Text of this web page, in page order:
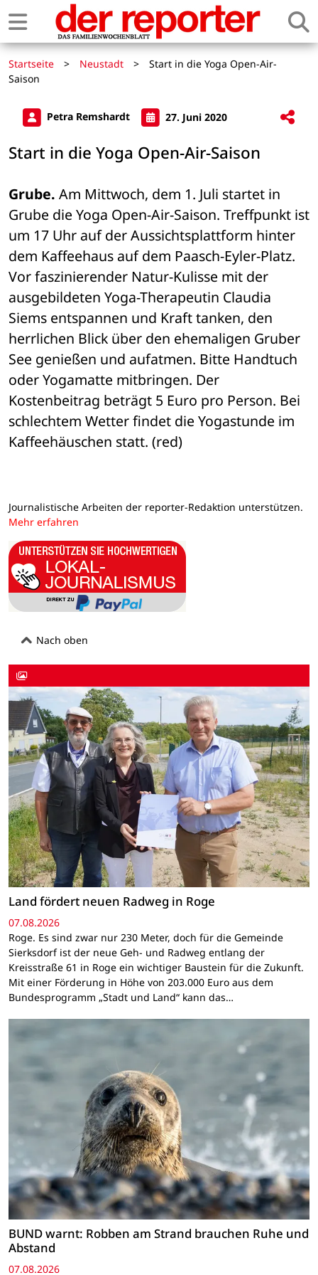
Startseite > Neustadt >
Start in die Yoga Open-Air-
Saison
Petra Remshardt 27. Juni 2020
Start in die Yoga Open-Air-Saison
Grube. Am Mittwoch, dem 1. Juli startet in
Grube die Yoga Open-Air-Saison. Treffpunkt ist
um 17 Uhr auf der Aussichtsplattform hinter
dem Kaffeehaus auf dem Paasch-Eyler-Platz.
Vor faszinierender Natur-Kulisse mit der
ausgebildeten Yoga-Therapeutin Claudia
Siems entspannen und Kraft tanken, den
herrlichen Blick über den ehemaligen Gruber
See genießen und aufatmen. Bitte Handtuch
oder Yogamatte mitbringen. Der
Kostenbeitrag beträgt 5 Euro pro Person. Bei
schlechtem Wetter findet die Yogastunde im
Kaffeehäuschen statt. (red)
Journalistische Arbeiten der reporter-Redaktion unterstützen.
Mehr erfahren
Nach oben
Land fördert neuen Radweg in Roge
07.08.2026
Roge. Es sind zwar nur 230 Meter, doch für die Gemeinde
Sierksdorf ist der neue Geh- und Radweg entlang der
Kreisstraße 61 in Roge ein wichtiger Baustein für die Zukunft.
Mit einer Förderung in Höhe von 203.000 Euro aus dem
Bundesprogramm „Stadt und Land“ kann das…
BUND warnt: Robben am Strand brauchen Ruhe und
Abstand
07.08.2026